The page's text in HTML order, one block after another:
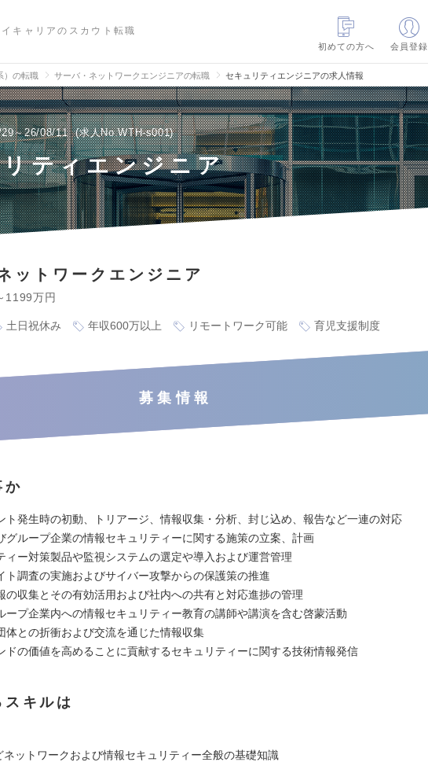
キャリアのスカウト転職
初めての方へ
会員登録
）の転職 サーバ・ネットワークエンジニアの転職 セキュリティエンジニアの求人情報
～26/08/11 求人No.WTH-s001
ティエンジニア
ットワークエンジニア
1199万円
土日祝休み 年収600万以上 リモートワーク可能 育児支援制度
募集情報
か
ト発生時の初動、トリアージ、情報収集・分析、封じ込め、報告など一連の対応
グループ企業の情報セキュリティーに関する施策の立案、計画
ィー対策製品や監視システムの選定や導入および運営管理
ト調査の実施およびサイバー攻撃からの保護策の推進
の収集とその有効活用および社内への共有と対応進捗の管理
ープ企業内への情報セキュリティー教育の講師や講演を含む啓蒙活動
体との折衝および交流を通じた情報収集
ドの価値を高めることに貢献するセキュリティーに関する技術情報発信
キルは
ネットワークおよび情報セキュリティー全般の基礎知識